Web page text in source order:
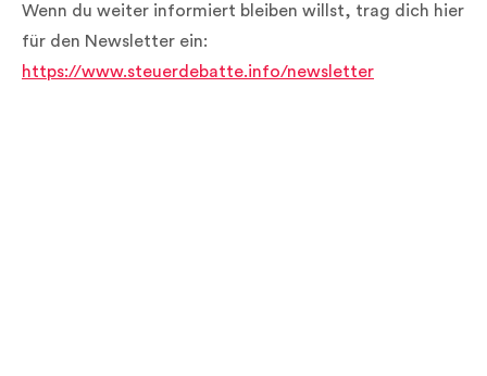
Wenn du weiter informiert bleiben willst, trag dich hier
für den Newsletter ein:
https://www.steuerdebatte.info/newsletter